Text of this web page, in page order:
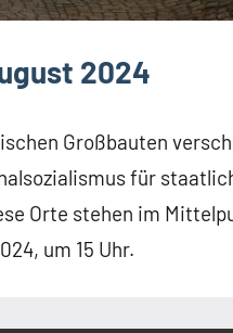
2024
Großbauten
für
Orte stehen im
um 15 Uhr.